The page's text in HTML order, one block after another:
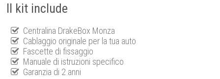
Il kit include
Centralina DrakeBox Monza
Cablaggio originale per la tua auto
Fascette di fissaggio
Manuale di istruzioni specifico
Garanzia di 2 anni